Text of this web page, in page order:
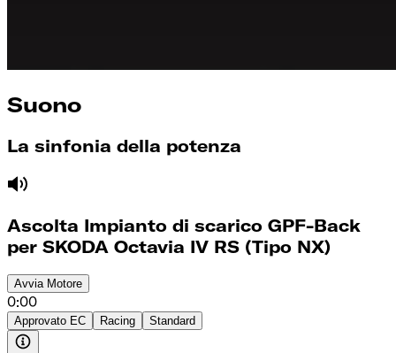
Suono
La sinfonia della potenza
Ascolta Impianto di scarico GPF-Back
per SKODA Octavia IV RS (Tipo NX)
Avvia Motore
0:00
Approvato EC Racing Standard